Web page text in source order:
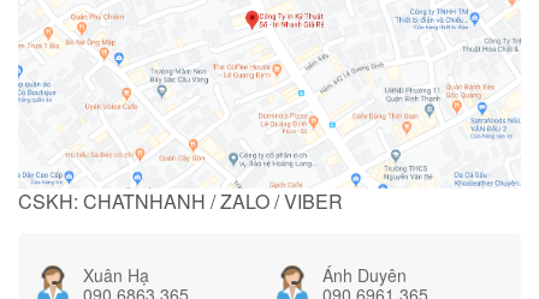
CSKH: CHATNHANH / ZALO / VIBER
Xuân Hạ
Ánh Duyên